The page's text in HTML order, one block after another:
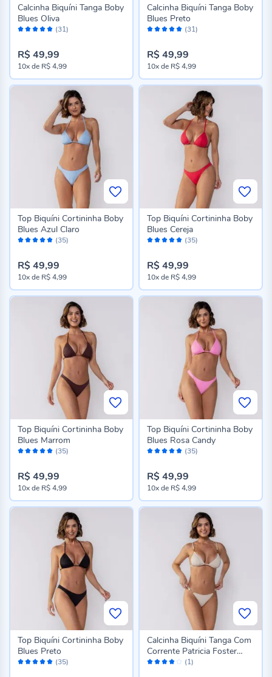
Avaliação: (31)
Calcinha Biquíni Tanga Boby
Blues Oliva
R$ 49,99
10xde R$ 4,99
Avaliação: (31)
Calcinha Biquíni Tanga Boby
Blues Preto
R$ 49,99
10xde R$ 4,99
Avaliação: (35)
Top Biquíni Cortininha Boby
Blues Azul Claro
R$ 49,99
10xde R$ 4,99
Avaliação: (35)
Top Biquíni Cortininha Boby
Blues Cereja
R$ 49,99
10xde R$ 4,99
Avaliação: (35)
Top Biquíni Cortininha Boby
Blues Marrom
R$ 49,99
10xde R$ 4,99
Avaliação: (35)
Top Biquíni Cortininha Boby
Blues Rosa Candy
R$ 49,99
10xde R$ 4,99
Avaliação: (35)
Top Biquíni Cortininha Boby
Blues Preto
Avaliação: (1)
Calcinha Biquíni Tanga Com
Corrente Patricia Foster
Bege